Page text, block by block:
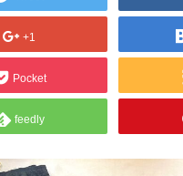
+1
Pocket
feedly